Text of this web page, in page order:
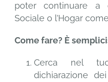
poter continuare a
Sociale o l’Hogar
Come fare? È
Cerca nel
dichiarazione